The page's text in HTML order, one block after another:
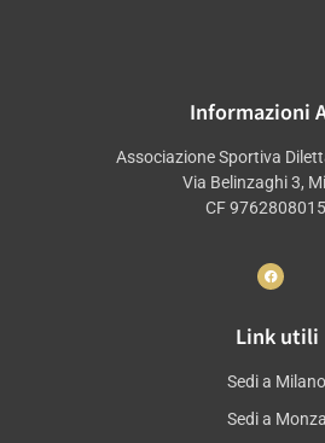
Informazioni
Associazione Sportiva
Via Belinzaghi 3,
CF
Link utili
Sedi a Milano
Sedi a Monza